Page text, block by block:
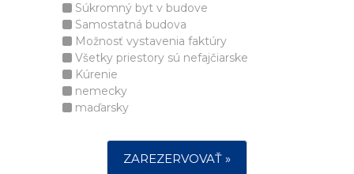
Súkromný byt v budove
Samostatná budova
Možnosť vystavenia faktúry
Všetky priestory sú nefajčiarske
Kúrenie
nemecky
maďarsky
ZAREZERVOVAŤ »